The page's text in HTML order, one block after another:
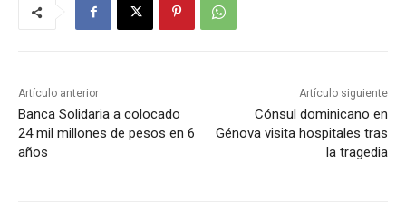
Artículo anterior
Banca Solidaria a colocado
24 mil millones de pesos en 6
años
Artículo siguiente
Cónsul dominicano en
Génova visita hospitales tras
la tragedia